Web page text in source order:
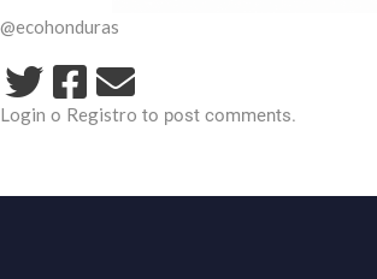
@ecohonduras
Login o Registro to post comments.